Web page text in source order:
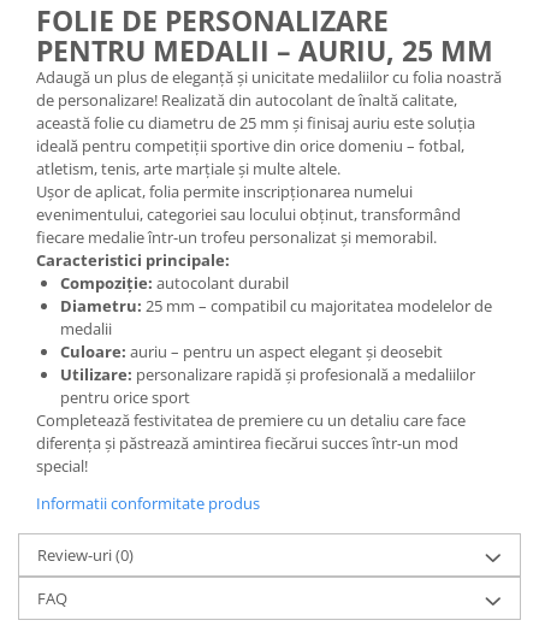
FOLIE DE PERSONALIZARE
PENTRU MEDALII – AURIU, 25 MM
Adaugă un plus de eleganță și unicitate medaliilor cu folia noastră
de personalizare! Realizată din autocolant de înaltă calitate,
această folie cu diametru de 25 mm și finisaj auriu este soluția
ideală pentru competiții sportive din orice domeniu – fotbal,
atletism, tenis, arte marțiale și multe altele.
Ușor de aplicat, folia permite inscripționarea numelui
evenimentului, categoriei sau locului obținut, transformând
fiecare medalie într-un trofeu personalizat și memorabil.
Caracteristici principale:
Compoziție: autocolant durabil
Diametru: 25 mm – compatibil cu majoritatea modelelor de
medalii
Culoare: auriu – pentru un aspect elegant și deosebit
Utilizare: personalizare rapidă și profesională a medaliilor
pentru orice sport
Completează festivitatea de premiere cu un detaliu care face
diferența și păstrează amintirea fiecărui succes într-un mod
special!
Informatii conformitate produs
Review-uri(0)
FAQ